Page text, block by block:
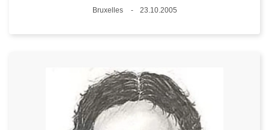
Lieux
Bruxelles
23.10.2005